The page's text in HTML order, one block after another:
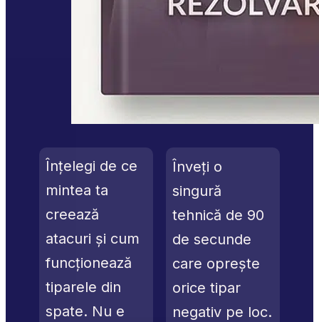
Înveți o
singură
tehnică de 90
de secunde
care oprește
orice tipar
negativ pe loc.
Înțelegi de ce
mintea ta
creează
atacuri și cum
funcționează
tiparele din
spate. Nu e